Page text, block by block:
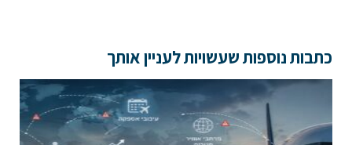
כתבות נוספות שעשויות לעניין אותך
טלפון